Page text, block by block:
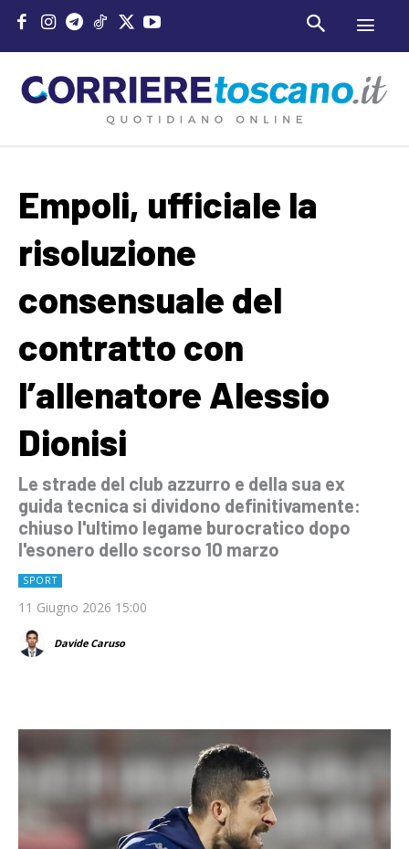
Empoli, ufficiale la
risoluzione
consensuale del
contratto con
l’allenatore Alessio
Dionisi
Le strade del club azzurro e della sua ex
guida tecnica si dividono definitivamente:
chiuso l'ultimo legame burocratico dopo
l'esonero dello scorso 10 marzo
SPORT
11 Giugno 2026 15:00
Davide Caruso